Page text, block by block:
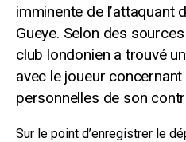
imminente de l’attaquant
Gueye. Selon des
club londonien a trouvé
avec le joueur
personnelles de son
Sur le point d’enregistrer le